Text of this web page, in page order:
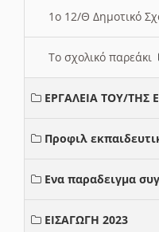
1ο 12/Θ Δημοτικό
Το σχολικό παρεάκι
ΕΡΓΑΛΕΙΑ ΤΟΥ/ΤΗΣ
Προφιλ
Ενα παραδειγμα
ΕΙΣΑΓΩΓΗ 2023